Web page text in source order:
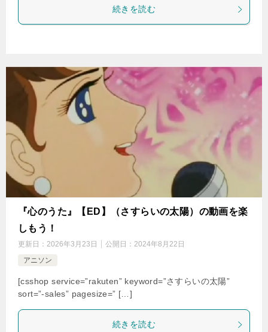
続きを読む
『心のうた』【ED】（さすらいの太陽）の動画を楽
しもう！
更新日： 2026年3月23日 公開日： 2024年8月22日
アニソン
[csshop service=”rakuten” keyword=”さすらいの太陽”
sort=”-sales” pagesize=” […]
続きを読む